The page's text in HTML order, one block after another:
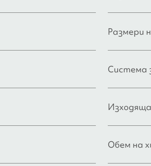
Размери
Система
Обем на